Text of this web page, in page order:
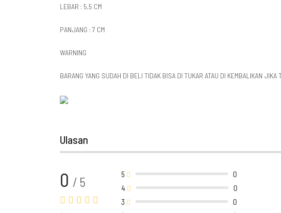
LEBAR : 5,5 CM
PANJANG : 7 CM
WARNING
BARANG YANG SUDAH DI BELI TIDAK BISA DI TUKAR ATAU DI KEMBALIKAN JIKA
Ulasan
0 / 5 5
0
4
0
3
0